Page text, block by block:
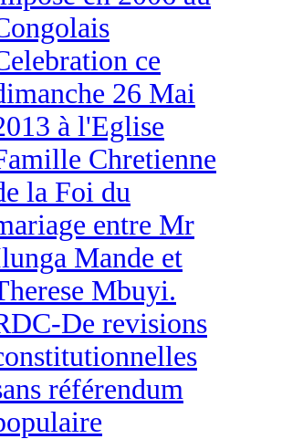
ce
26 Mai
à l'Eglise
Chretienne
la Foi du
entre Mr
Mande et
Mbuyi.
De revisions
référendum